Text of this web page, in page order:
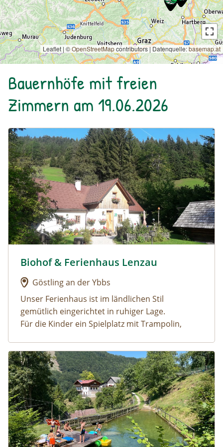
Leaflet | ©OpenStreetMapcontributors | Datenquelle:basemap.at
Bauernhöfe mit freien
Zimmern am 19.06.2026
Urlaub am Bauernhof: Biohof & Ferienhaus Lenzau
Urlaub am Bauernhof: Biohof & Ferienhaus Lenzau
Biohof & Ferienhaus Lenzau
Göstling an der Ybbs
Unser Ferienhaus ist im ländlichen Stil
gemütlich eingerichtet in ruhiger Lage.
Für die Kinder ein Spielplatz mit Trampolin,
Schwebebalken, Reck, 2 Go-Kard......
In Göstling, imYbbstaler Solebadausspannen,
in der großzügigen Saunaanlage relaxen, oder
im Freien schwimmen
Wandern in denGöstlinger Alpendurch viele
Schluchten und Almen.
DieErlebniswelt Mendlingtalerkunden, einzige
funktionstüchtige Triftanlage Mitteleuropas
Urlaub am Bauernhof: Büchlhof – Zeit.zum.Leben